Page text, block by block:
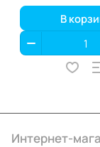
В
Интернет-